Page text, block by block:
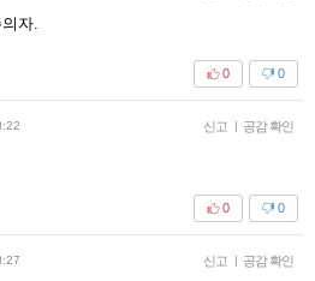
자.
0
0
신고 | 공감 확인
0
0
신고 | 공감 확인